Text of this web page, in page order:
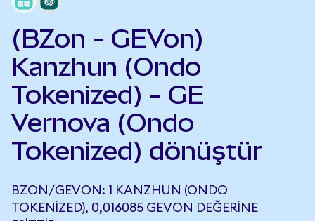
(BZon - GEVon)
Kanzhun (Ondo
Tokenized) - GE
Vernova (Ondo
Tokenized) dönüştür
BZON/GEVON: 1 KANZHUN (ONDO
TOKENIZED), 0,016085 GEVON DEĞERINE